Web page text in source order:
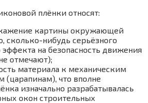
плёнки относят:
картины окружающей
сколько-нибудь серьёзного
эффекта на безопасность движения
отмечают);
материала к механическим
(царапинам), что вполне
изначально разрабатывалась
окон строительных